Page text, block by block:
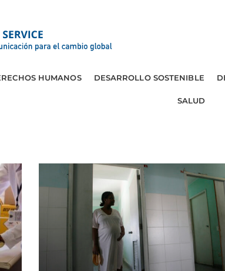
HUMANOS DESARROLLO SOSTENIBLE
SALUD